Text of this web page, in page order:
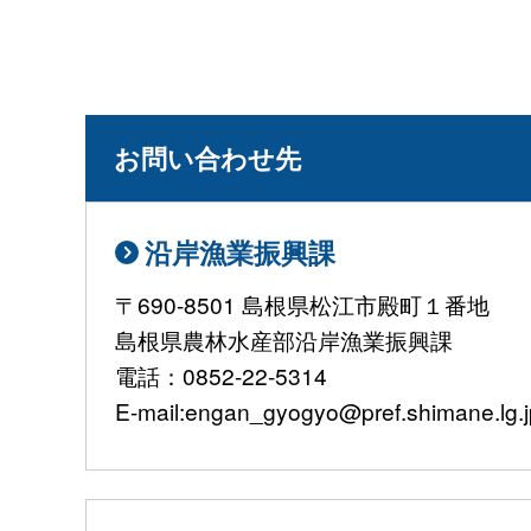
お問い合わせ先
沿岸漁業振興課
〒690-8501 島根県松江市殿町１番地
島根県農林水産部沿岸漁業振興課
電話：0852-22-5314
E-